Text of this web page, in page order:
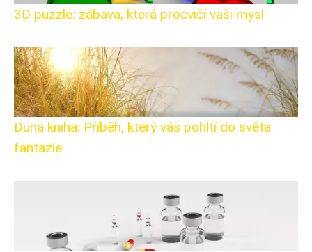
3D puzzle: zábava, která procvičí vaši mysl
Duna kniha: Příběh, který vás pohltí do světa
fantazie